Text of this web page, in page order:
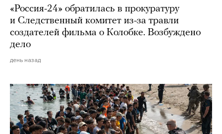
«Россия-24» обратилась в прокуратуру
и Следственный комитет из-за травли
создателей фильма о Колобке. Возбуждено
дело
день назад